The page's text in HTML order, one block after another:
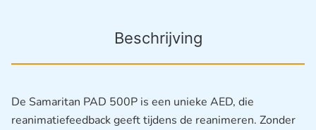
Beschrijving
De Samaritan PAD 500P is een unieke AED, die
reanimatiefeedback geeft tijdens de reanimeren. Zonder